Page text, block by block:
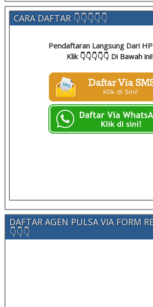
CARA DAFTAR 👇👇👇👇👇
Pendaftaran Langsung Dari
Klik 👇👇👇👇👇 Di Bawah ini!
DAFTAR AGEN PULSA VIA FORM
👇👇👇